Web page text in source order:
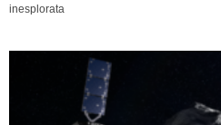
inesplorata